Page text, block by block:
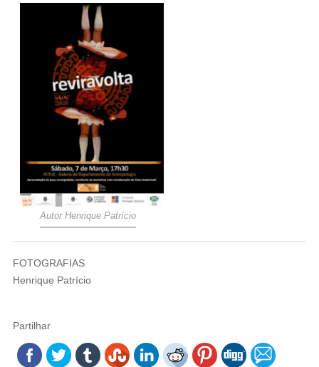
Autor Henrique Patrício
FOTOGRAFIAS
Henrique Patrício
Partilhar